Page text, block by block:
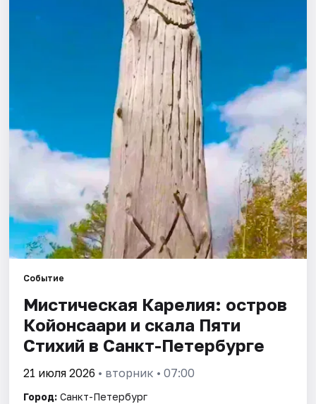
Рейтинги
Событие
Мистическая Карелия: остров
Койонсаари и скала Пяти
Стихий в Санкт-Петербурге
21 июля 2026 • вторник • 07:00
Город: Санкт-Петербург